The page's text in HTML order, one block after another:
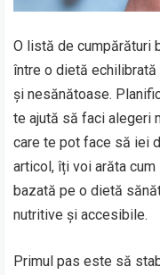
O listă de cumpărături
între o dietă
și nesănătoase.
te ajută să faci alegeri
care te pot face să iei
articol, îți voi arăta
bazată pe o dietă
nutritive și accesibile.
Primul pas este să